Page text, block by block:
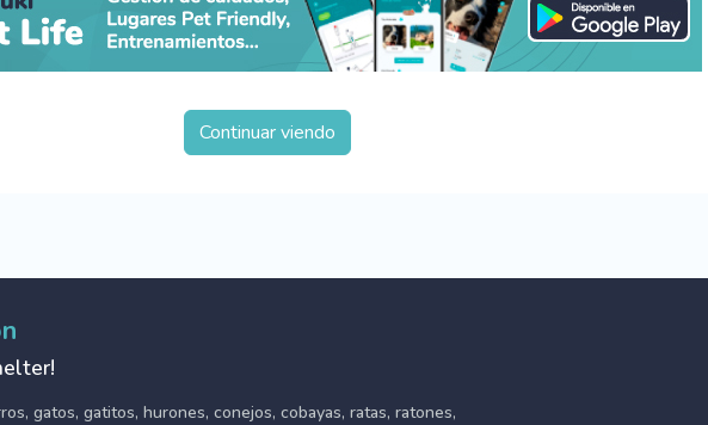
Continuar viendo
gatos, gatitos, hurones, conejos, cobayas, ratas, ratones,